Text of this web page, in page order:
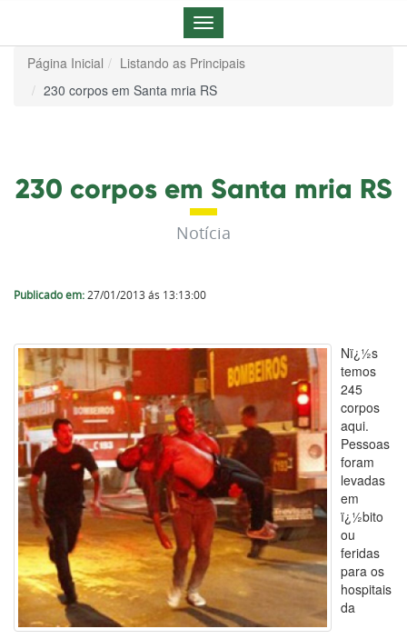
Menu
de
Navegação
Página Inicial
Listando as Principais
230 corpos em Santa mria RS
230 corpos em Santa mria RS
Notícia
Publicado em: 27/01/2013 ás 13:13:00
Nï¿½s
temos
245
corpos
aqui.
Pessoas
foram
levadas
em
ï¿½bito
ou
feridas
para os
hospitais
da